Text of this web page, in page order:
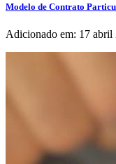
Modelo de Contrato
Adicionado em: 17 abril